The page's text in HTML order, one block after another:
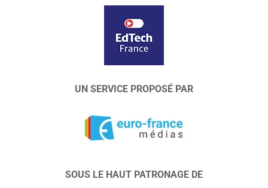
UN SERVICE PROPOSÉ PAR
SOUS LE HAUT PATRONAGE DE